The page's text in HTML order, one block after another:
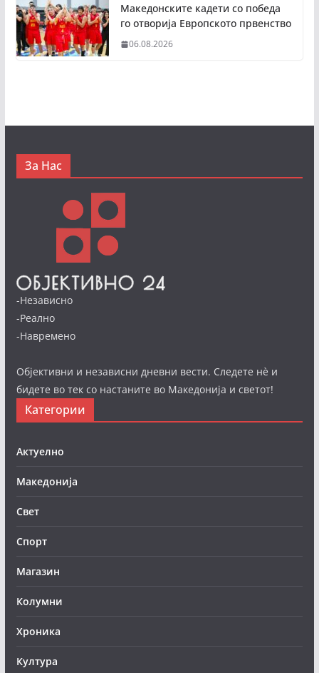
Македонските кадети со победа
го отворија Европското првенство
06.08.2026
За Нас
-Независно
-Реално
-Навремено
Објективни и независни дневни вести. Следете нè и
бидете во тек со настаните во Македонија и светот!
Категории
Актуелно
Македонија
Свет
Спорт
Магазин
Колумни
Хроника
Култура